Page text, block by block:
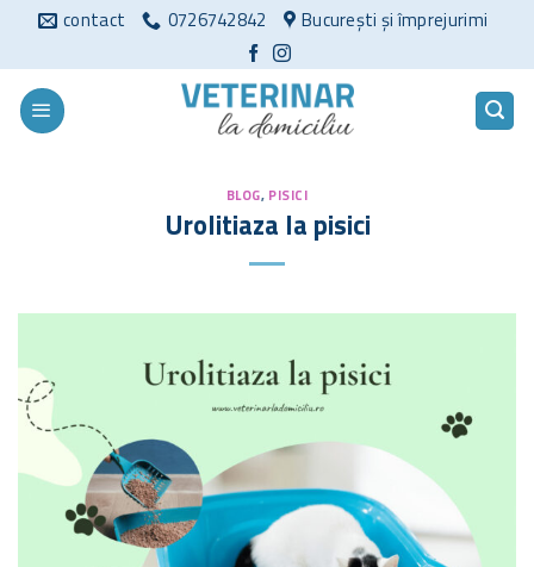
conținut
contact 0726742842 București și împrejurimi
BLOG, PISICI
Urolitiaza la pisici